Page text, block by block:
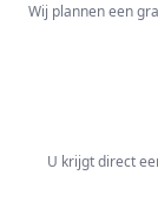
Wij plannen een
U krijgt direct